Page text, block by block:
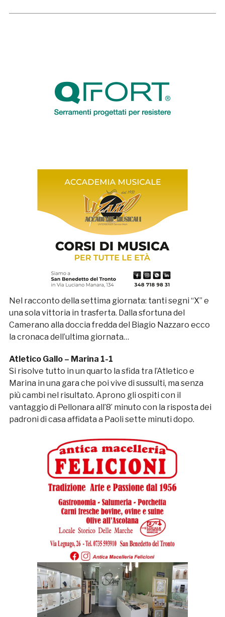
Nel racconto della settima giornata: tanti segni “X” e
una sola vittoria in trasferta. Dalla sfortuna del
Camerano alla doccia fredda del Biagio Nazzaro ecco
la cronaca dell’ultima giornata…
Atletico Gallo – Marina 1-1
Si risolve tutto in un quarto la sfida tra l’Atletico e
Marina in una gara che poi vive di sussulti, ma senza
più cambi nel risultato. Aprono gli ospiti con il
vantaggio di Pellonara all’8’ minuto con la risposta dei
padroni di casa affidata a Paoli sette minuti dopo.